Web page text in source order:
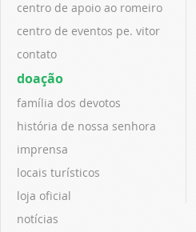
centro de apoio ao romeiro
centro de eventos pe. vitor
contato
doação
família dos devotos
história de nossa senhora
imprensa
locais turísticos
loja oficial
notícias